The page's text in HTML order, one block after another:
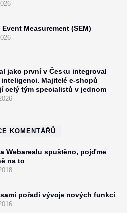
Event Measurement (SEM)
jako první v Česku integroval
Majitelé e-shopů
celý tým specialistů v jednom
KOMENTÁŘŮ
Webarealu spuštěno, pojďme
na to
pořadí vývoje nových funkcí